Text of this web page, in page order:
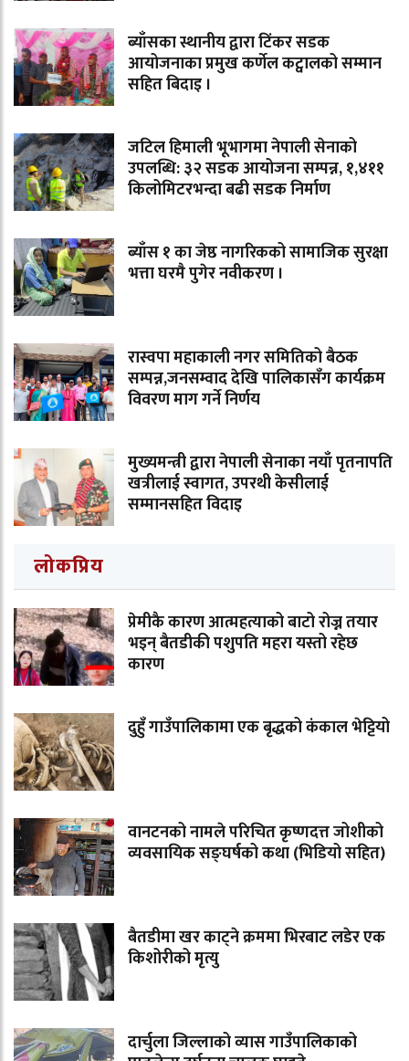
ब्याँसका स्थानीय द्वारा टिंकर सडक
आयोजनाका प्रमुख कर्णेल कट्वालको सम्मान
सहित बिदाइ ।
जटिल हिमाली भूभागमा नेपाली सेनाको
उपलब्धि: ३२ सडक आयोजना सम्पन्न, १,४११
किलोमिटरभन्दा बढी सडक निर्माण
ब्याँस १ का जेष्ठ नागरिकको सामाजिक सुरक्षा
भत्ता घरमै पुगेर नवीकरण ।
रास्वपा महाकाली नगर समितिको बैठक
सम्पन्न,जनसम्वाद देखि पालिकासँग कार्यक्रम
विवरण माग गर्ने निर्णय
मुख्यमन्त्री द्वारा नेपाली सेनाका नयाँ पृतनापति
खत्रीलाई स्वागत, उपरथी केसीलाई
सम्मानसहित विदाइ
लोकप्रिय
प्रेमीकै कारण आत्महत्याको बाटो रोज्न तयार
भइन् बैतडीकी पशुपति महरा यस्तो रहेछ
कारण
दुहुँ गाउँपालिकामा एक बृद्धको कंकाल भेट्टियो
वानटनको नामले परिचित कृष्णदत्त जोशीको
व्यवसायिक सङ्घर्षको कथा (भिडियो सहित)
बैतडीमा खर काट्ने क्रममा भिरबाट लडेर एक
किशोरीको मृत्यु
दार्चुला जिल्लाको व्यास गाउँपालिकाको